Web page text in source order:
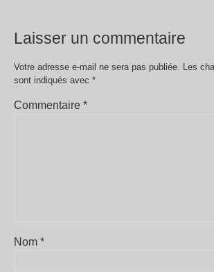
Laisser un commentaire
Votre adresse e-mail ne sera pas publiée.
Les
sont indiqués avec *
Commentaire *
Nom *